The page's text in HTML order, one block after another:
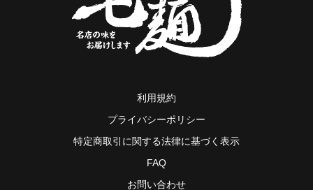
利用規約
プライバシーポリシー
特定商取引に関する法律に基づく表示
FAQ
お問い合わせ